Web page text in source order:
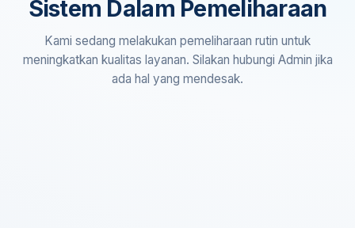
Sistem Dalam Pemeliharaan
Kami sedang melakukan pemeliharaan rutin untuk
meningkatkan kualitas layanan. Silakan hubungi Admin jika
ada hal yang mendesak.